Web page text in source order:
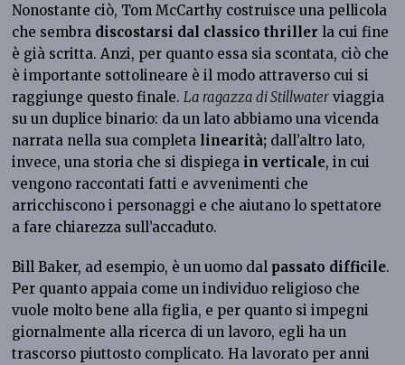
Nonostante ciò, Tom McCarthy costruisce una pellicola
che sembra discostarsi dal classico thriller la cui fine
è già scritta. Anzi, per quanto essa sia scontata, ciò che
è importante sottolineare è il modo attraverso cui si
raggiunge questo finale. La ragazza di Stillwater viaggia
su un duplice binario: da un lato abbiamo una vicenda
narrata nella sua completa linearità; dall’altro lato,
invece, una storia che si dispiega in verticale, in cui
vengono raccontati fatti e avvenimenti che
arricchiscono i personaggi e che aiutano lo spettatore
a fare chiarezza sull’accaduto.
Bill Baker, ad esempio, è un uomo dal passato difficile.
Per quanto appaia come un individuo religioso che
vuole molto bene alla figlia, e per quanto si impegni
giornalmente alla ricerca di un lavoro, egli ha un
trascorso piuttosto complicato. Ha lavorato per anni